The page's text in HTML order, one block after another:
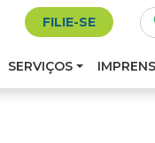
FILIE-SE
SERVIÇOS